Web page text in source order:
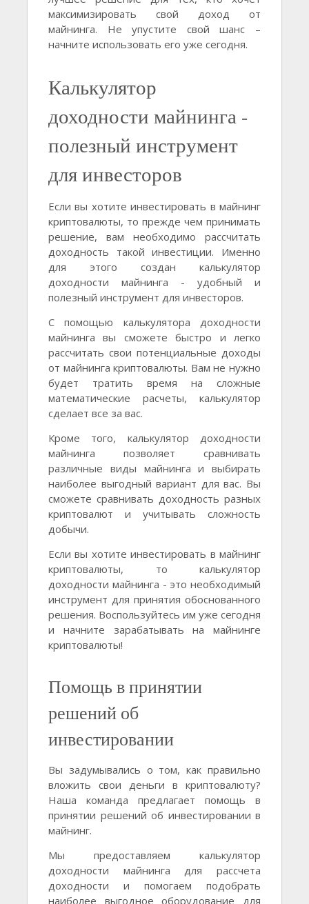
максимизировать свой доход от
майнинга. Не упустите свой шанс –
начните использовать его уже сегодня.
Калькулятор
доходности майнинга -
полезный инструмент
для инвесторов
Если вы хотите инвестировать в майнинг
криптовалюты, то прежде чем принимать
решение, вам необходимо рассчитать
доходность такой инвестиции. Именно
для этого создан калькулятор
доходности майнинга - удобный и
полезный инструмент для инвесторов.
С помощью калькулятора доходности
майнинга вы сможете быстро и легко
рассчитать свои потенциальные доходы
от майнинга криптовалюты. Вам не нужно
будет тратить время на сложные
математические расчеты, калькулятор
сделает все за вас.
Кроме того, калькулятор доходности
майнинга позволяет сравнивать
различные виды майнинга и выбирать
наиболее выгодный вариант для вас. Вы
сможете сравнивать доходность разных
криптовалют и учитывать сложность
добычи.
Если вы хотите инвестировать в майнинг
криптовалюты, то калькулятор
доходности майнинга - это необходимый
инструмент для принятия обоснованного
решения. Воспользуйтесь им уже сегодня
и начните зарабатывать на майнинге
криптовалюты!
Помощь в принятии
решений об
инвестировании
Вы задумывались о том, как правильно
вложить свои деньги в криптовалюту?
Наша команда предлагает помощь в
принятии решений об инвестировании в
майнинг.
Мы предоставляем калькулятор
доходности майнинга для рассчета
доходности и помогаем подобрать
наиболее выгодное оборудование для